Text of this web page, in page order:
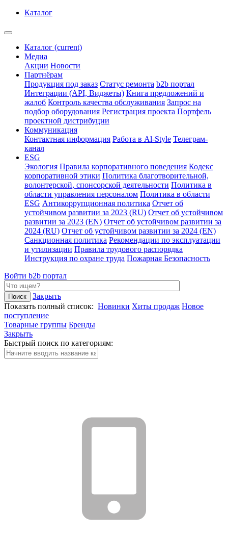
Каталог
Каталог (current)
Медиа
Акции Новости
Партнёрам
Продукция под заказ Статус ремонта b2b портал
Интеграции (API, Виджеты) Книга предложений и
жалоб Контроль качества обслуживания Запрос на
подбор оборудования Регистрация проекта Портфель
проектной дистрибуции
Коммуникация
Контактная информация Работа в Al-Style Телеграм-
канал
ESG
Экология Правила корпоративного поведения Кодекс
корпоративной этики Политика благотворительной,
волонтерской, спонсорской деятельности Политика в
области управления персоналом Политика в области
ESG Антикоррупционная политика Отчет об
устойчивом развитии за 2023 (RU) Отчет об устойчивом
развитии за 2023 (EN) Отчет об устойчивом развитии за
2024 (RU) Отчет об устойчивом развитии за 2024 (EN)
Санкционная политика Рекомендации по эксплуатации
и утилизации Правила трудового распорядка
Инструкция по охране труда Пожарная Безопасность
Войти b2b портал
Закрыть
Показать полный список: Новинки Хиты продаж Новое
поступление
Товарные группы Бренды
Закрыть
Быстрый поиск по категориям: